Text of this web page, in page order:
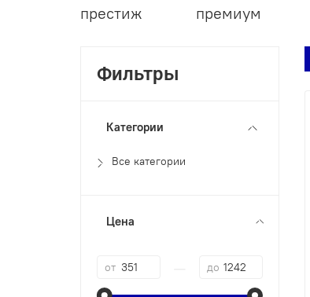
престиж
премиум
Фильтры
Категории
Все категории
Цена
от до